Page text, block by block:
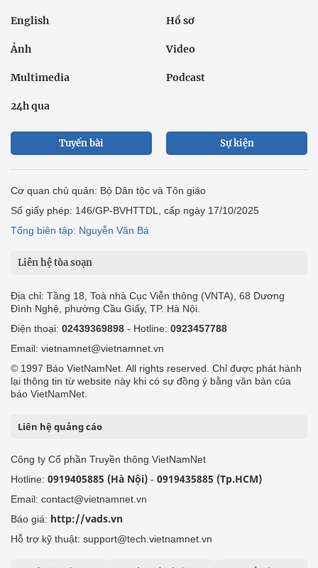
English Hồ sơ
Ảnh Video
Multimedia Podcast
24h qua
Tuyến bài Sự kiện
Cơ quan chủ quản: Bộ Dân tộc và Tôn giáo
Số giấy phép: 146/GP-BVHTTDL, cấp ngày 17/10/2025
Tổng biên tập: Nguyễn Văn Bá
Liên hệ tòa soạn
Địa chỉ: Tầng 18, Toà nhà Cục Viễn thông (VNTA), 68 Dương
Đình Nghệ, phường Cầu Giấy, TP. Hà Nội.
Điện thoại: 02439369898 - Hotline: 0923457788
Email: vietnamnet@vietnamnet.vn
© 1997 Báo VietNamNet. All rights reserved. Chỉ được phát hành
lại thông tin từ website này khi có sự đồng ý bằng văn bản của
báo VietNamNet.
Liên hệ quảng cáo
Công ty Cổ phần Truyền thông VietNamNet
Hotline: 0919405885 (Hà Nội) - 0919435885 (Tp.HCM)
Email: contact@vietnamnet.vn
Báo giá: http://vads.vn
Hỗ trợ kỹ thuật: support@tech.vietnamnet.vn